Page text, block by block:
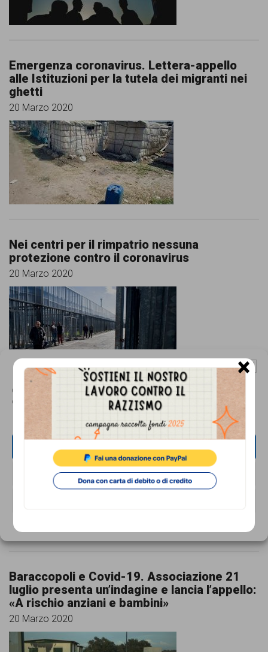
Gestisci Consenso Cookie
Questo sito fa uso di cookie, anche di terze parti, ma non utilizza alcun cookie
di profilazione.
ACCETTA
NEGA
Emergenza coronavirus. Lettera-appello
alle Istituzioni per la tutela dei migranti nei
ghetti
20 Marzo 2020
Nei centri per il rimpatrio nessuna
protezione contro il coronavirus
20 Marzo 2020
#StopCovid19, la campagna video per i
cittadini stranieri
20 Marzo 2020
Baraccopoli e Covid-19. Associazione 21
luglio presenta un’indagine e lancia l’appello:
«A rischio anziani e bambini»
20 Marzo 2020
×